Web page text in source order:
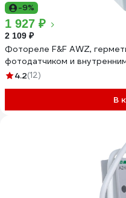
-9%
1 927 ₽
2 109 ₽
Фотореле F&F AWZ,
фотодатчиком и
4.2(12)
В